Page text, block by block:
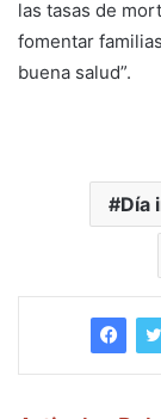
las tasas de
fomentar
buena salud”.
Día